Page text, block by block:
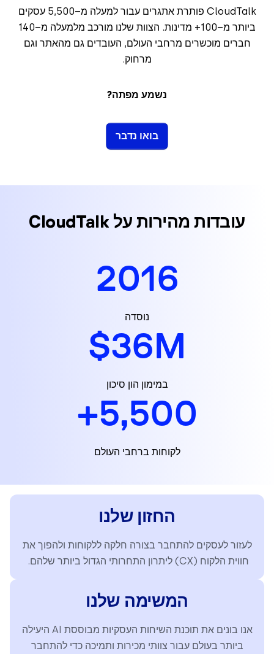
CloudTalk פותרת אתגרים עבור למעלה מ –
5,500 עסקים
ביותר מ–100+ מדינות. הצוות שלנו מורכב מלמעלה מ –
140
חברים מוכשרים מרחבי העולם, העובדים גם מהאתר וגם
מרחוק.
נשמע מפתה?
בואו נדבר
עובדות מהירות על CloudTalk
2016
נוסדה
$36 M
במימון הון סיכון
5,500
+
לקוחות ברחבי העולם
החזון שלנו
לעזור לעסקים להתחבר בצורה חלקה ללקוחות ולהפוך את
חווית הלקוח (CX) ליתרון התחרותי הגדול ביותר שלהם.
המשימה שלנו
אנו בונים את תוכנת השיחות העסקיות מבוססת AI היעילה
ביותר בעולם עבור צוותי מכירות ותמיכה כדי להתחבר